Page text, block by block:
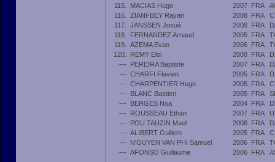
115.
MACIAS Hugo 2007 FRA
116.
ZIANI-BEY Rayan 2008 FRA
117.
JANSSEN Josué 2008 FRA
118.
FERNANDEZ Arnaud 2005 FRA
119.
AZEMA Evan 2006 FRA
120.
REMY Eloi 2008 FRA
---
PEREIRA Baptiste 2007 FRA
--- CHARFI Flavien 2005 FRA
--- CHARPENTIER Hugo 2005 FRA
---
BLANC Bastien 2005 FRA
---
BERGES Noa 2004 FRA
---
ROUSSEAU Ethan 2007 FRA
---
POU TAUZIN Mael 2008 FRA
--- ALIBERT Guillem 2005 FRA
---
N'GUYEN VAN PHI Samuel 2006 FRA
--- AFONSO Guillaume 2006 FRA